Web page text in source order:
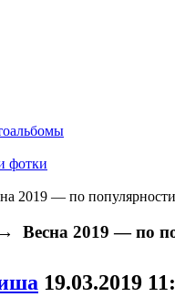
фотки
2019 — по
→ Весна 2019 — по
19.03.2019